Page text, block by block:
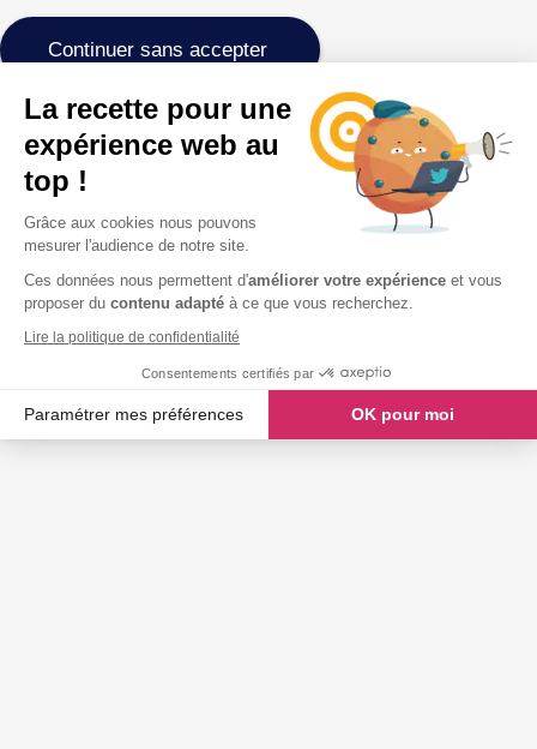
Continuer sans accepter
La recette pour une
expérience web au
top !
Grâce aux cookies nous pouvons
mesurer l'audience de notre site.
Ces données nous permettent d'améliorer votre expérience et vous
proposer du contenu adapté à ce que vous recherchez.
Lire la politique de confidentialité
Consentements certifiés par
Paramétrer mes préférences OK pour moi